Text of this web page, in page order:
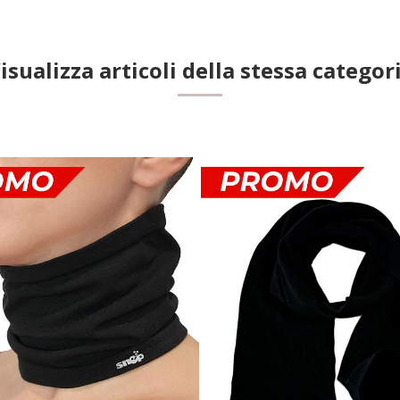
articoli della stessa